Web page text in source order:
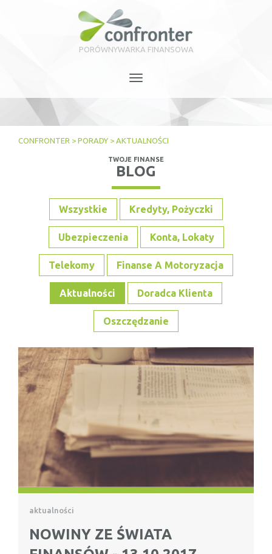
PORÓWNYWARKA FINANSOWA
navigation
CONFRONTER > PORADY > AKTUALNOŚCI
TWOJE FINANSE
BLOG
Wszystkie Kredyty, Pożyczki
Ubezpieczenia Konta, Lokaty
Telekomy Finanse A Motoryzacja
Aktualności Doradca Klienta
Oszczędzanie
aktualności
NOWINY ZE ŚWIATA